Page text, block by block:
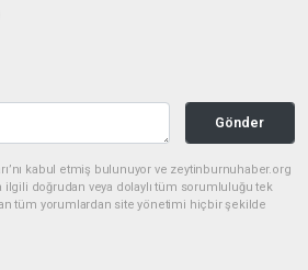
Gönder
kabul etmiş bulunuyor ve zeytinburnuhaber.org
ilgili doğrudan veya dolaylı tüm sorumluluğu tek
tüm yorumlardan site yönetimi hiçbir şekilde